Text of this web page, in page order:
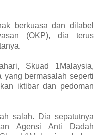
berkuasa dan dilabel
(OKP), dia terus
Skuad 1Malaysia,
yang bermasalah seperti
iktibar dan pedoman
salah. Dia sepatutnya
Agensi Anti Dadah